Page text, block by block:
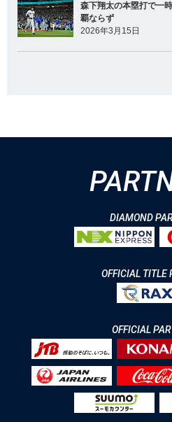
森下翔太の本塁打で一
覇ならず
2026年3月15日
DIAMOND
OFFICIAL TITLE
OFFICIAL